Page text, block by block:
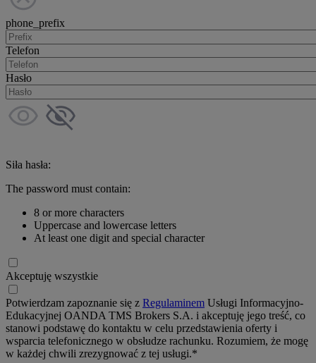
phone_prefix
Telefon
Hasło
Siła hasła:
The password must contain:
8 or more characters
Uppercase and lowercase letters
At least one digit and special character
Akceptuję wszystkie
Potwierdzam zapoznanie się z Regulaminem Usługi Informacyjno-
Edukacyjnej OANDA TMS Brokers S.A. i akceptuję jego treść, co
stanowi podstawę do kontaktu w celu przedstawienia oferty i
wsparcia telefonicznego w obsłudze rachunku. Rozumiem, że mogę
w każdej chwili zrezygnować z tej usługi.*